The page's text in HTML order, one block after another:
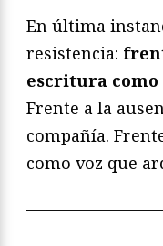
En última
resistencia:
escritura como
Frente a la
compañía.
como voz que